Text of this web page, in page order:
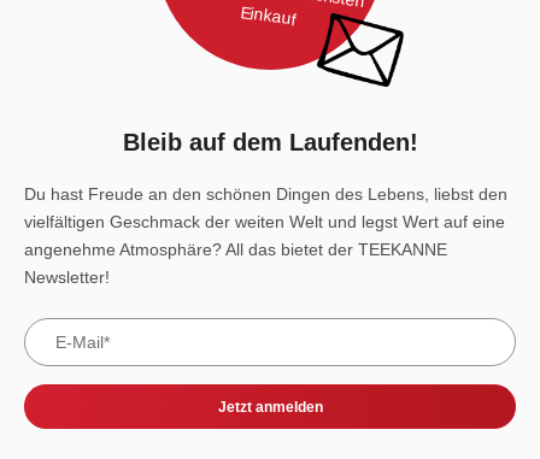
Einkauf
Bleib auf dem Laufenden!
Du hast Freude an den schönen Dingen des Lebens, liebst den
vielfältigen Geschmack der weiten Welt und legst Wert auf eine
angenehme Atmosphäre? All das bietet der TEEKANNE
Newsletter!
Jetzt anmelden